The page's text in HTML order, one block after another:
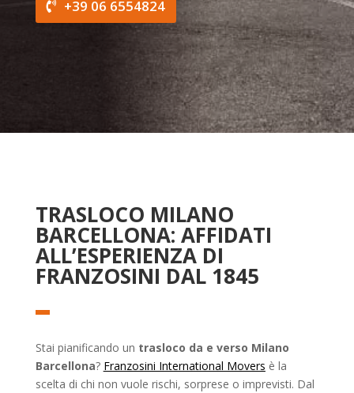
+39 06 6554824
TRASLOCO MILANO
BARCELLONA: AFFIDATI
ALL’ESPERIENZA DI
FRANZOSINI DAL 1845
Stai pianificando un trasloco da e verso Milano
Barcellona? Franzosini International Movers è la
scelta di chi non vuole rischi, sorprese o imprevisti. Dal